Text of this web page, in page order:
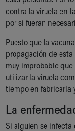
contra la viruela en
por si fueran
Puesto que la
propagación de
muy improbable
utilizar la viruela
tiempo en fabricarla
La
Si alguien se infecta